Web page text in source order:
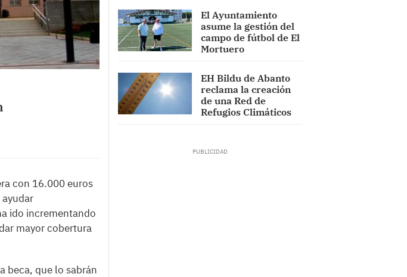
con 16.000 euros
ido incrementando
mayor cobertura
beca, que lo sabrán
El Ayuntamiento
asume la gestión del
campo de fútbol de El
Mortuero
EH Bildu de Abanto
reclama la creación
de una Red de
Refugios Climáticos